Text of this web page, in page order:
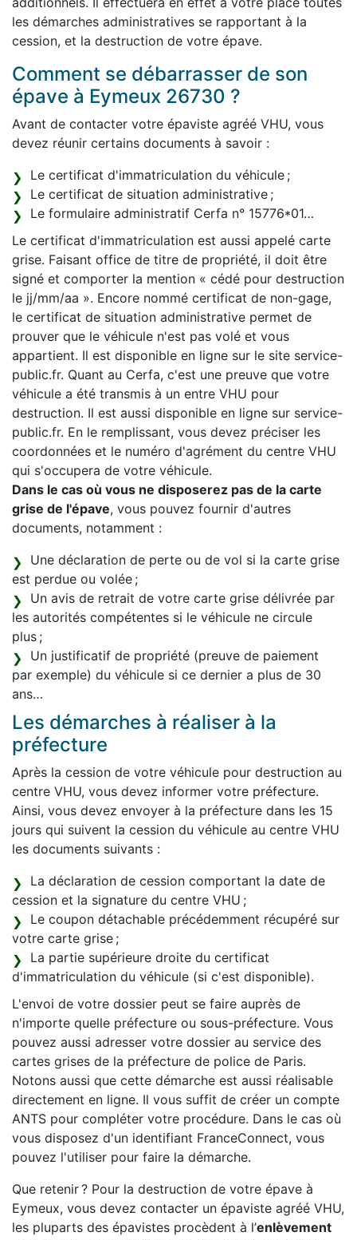
les démarches administratives se rapportant à la
cession, et la destruction de votre épave.
Comment se débarrasser de son
épave à Eymeux 26730 ?
Avant de contacter votre épaviste agréé VHU, vous
devez réunir certains documents à savoir :
Le certificat d'immatriculation du véhicule ;
Le certificat de situation administrative ;
Le formulaire administratif Cerfa n° 15776*01…
Le certificat d'immatriculation est aussi appelé carte
grise. Faisant office de titre de propriété, il doit être
signé et comporter la mention « cédé pour destruction
le jj/mm/aa ». Encore nommé certificat de non-gage,
le certificat de situation administrative permet de
prouver que le véhicule n'est pas volé et vous
appartient. Il est disponible en ligne sur le site service-
public.fr. Quant au Cerfa, c'est une preuve que votre
véhicule a été transmis à un entre VHU pour
destruction. Il est aussi disponible en ligne sur service-
public.fr. En le remplissant, vous devez préciser les
coordonnées et le numéro d'agrément du centre VHU
qui s'occupera de votre véhicule.
Dans le cas où vous ne disposerez pas de la carte
grise de l'épave, vous pouvez fournir d'autres
documents, notamment :
Une déclaration de perte ou de vol si la carte grise
est perdue ou volée ;
Un avis de retrait de votre carte grise délivrée par
les autorités compétentes si le véhicule ne circule
plus ;
Un justificatif de propriété (preuve de paiement
par exemple) du véhicule si ce dernier a plus de 30
ans…
Les démarches à réaliser à la
préfecture
Après la cession de votre véhicule pour destruction au
centre VHU, vous devez informer votre préfecture.
Ainsi, vous devez envoyer à la préfecture dans les 15
jours qui suivent la cession du véhicule au centre VHU
les documents suivants :
La déclaration de cession comportant la date de
cession et la signature du centre VHU ;
Le coupon détachable précédemment récupéré sur
votre carte grise ;
La partie supérieure droite du certificat
d'immatriculation du véhicule (si c'est disponible).
L'envoi de votre dossier peut se faire auprès de
n'importe quelle préfecture ou sous-préfecture. Vous
pouvez aussi adresser votre dossier au service des
cartes grises de la préfecture de police de Paris.
Notons aussi que cette démarche est aussi réalisable
directement en ligne. Il vous suffit de créer un compte
ANTS pour compléter votre procédure. Dans le cas où
vous disposez d'un identifiant FranceConnect, vous
pouvez l'utiliser pour faire la démarche.
Que retenir ? Pour la destruction de votre épave à
Eymeux, vous devez contacter un épaviste agréé VHU,
les pluparts des épavistes procèdent à l’enlèvement